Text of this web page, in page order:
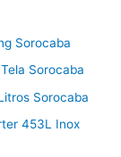
Sorocaba
Sorocaba
Sorocaba
453L Inox